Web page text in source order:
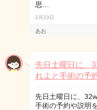
思…
2月23日
あお
先日土曜日に、
れよと手術の予
先日土曜日に、
手術の予約や説明